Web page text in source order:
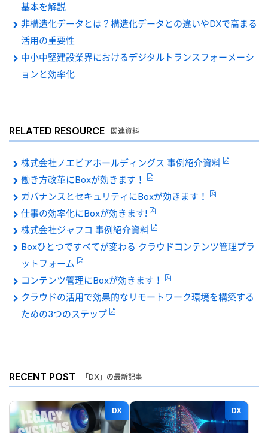
基本を解説
非構造化データとは？構造化データとの違いやDXで高まる
活用の重要性
中小中堅建設業界におけるデジタルトランスフォーメーシ
ョンと効率化
RELATED RESOURCE 関連資料
株式会社ノエビアホールディングス 事例紹介資料
働き方改革にBoxが効きます！
ガバナンスとセキュリティにBoxが効きます！
仕事の効率化にBoxが効きます!
株式会社ジャフコ 事例紹介資料
Boxひとつですべてが変わる クラウドコンテンツ管理プラ
ットフォーム
コンテンツ管理にBoxが効きます！
クラウドの活用で効果的なリモートワーク環境を構築する
ための3つのステップ
RECENT POST 「DX」の最新記事
DX DX